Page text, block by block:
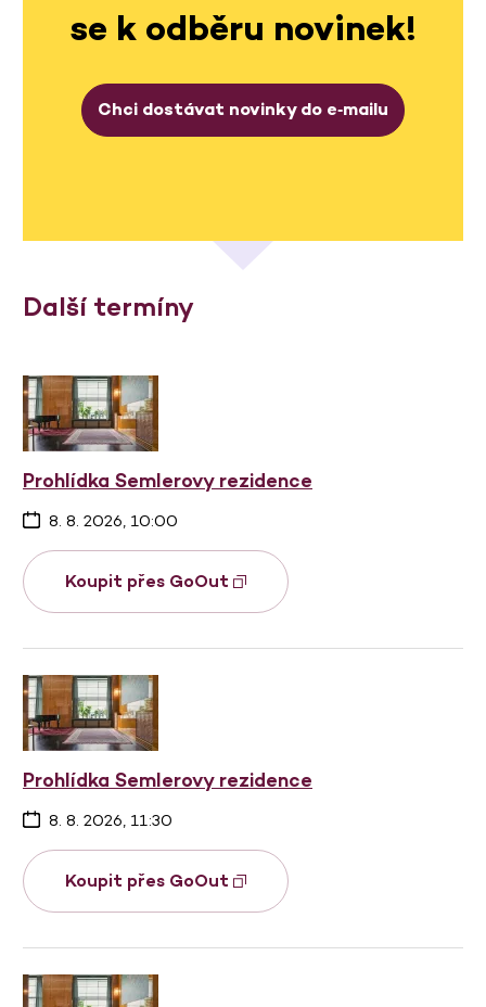
se k odběru novinek!
Chci dostávat novinky do e‑mailu
Další termíny
Prohlídka Semlerovy rezidence
8. 8. 2026, 10:00
Koupit přes GoOut
Prohlídka Semlerovy rezidence
8. 8. 2026, 11:30
Koupit přes GoOut